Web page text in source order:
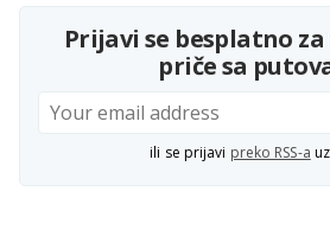
Prijavi se besplatno za
priče sa
ili se prijavi preko RSS-a